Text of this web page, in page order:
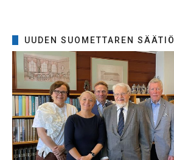
UUDEN SUOMETTAREN SÄÄTIÖ